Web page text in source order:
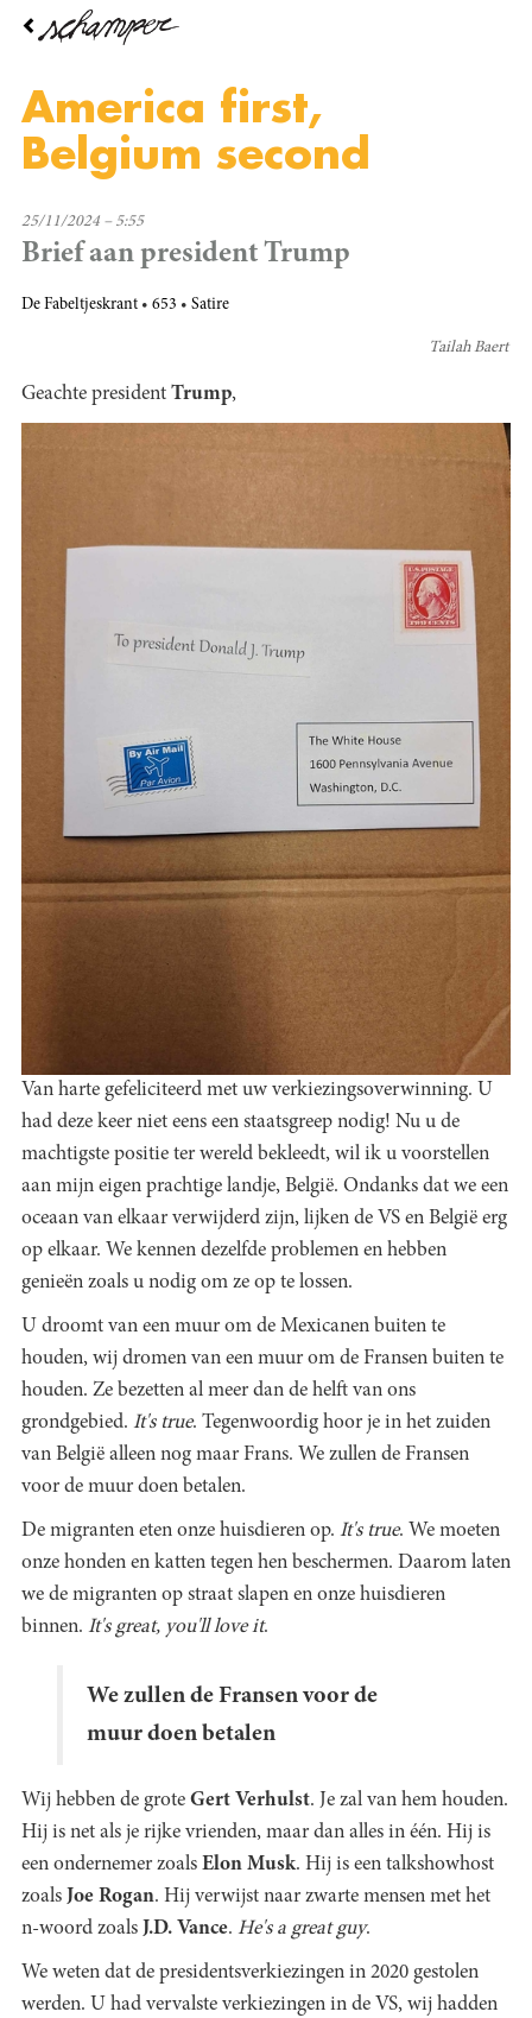
Overslaan
inhoud
gaan
America first,
Belgium second
25/11/2024 – 5:55
Brief aan president Trump
De Fabeltjeskrant 653 Satire
Tailah Baert
Geachte president Trump,
Van harte gefeliciteerd met uw verkiezingsoverwinning. U
had deze keer niet eens een staatsgreep nodig! Nu u de
machtigste positie ter wereld bekleedt, wil ik u voorstellen
aan mijn eigen prachtige landje, België. Ondanks dat we een
oceaan van elkaar verwijderd zijn, lijken de VS en België erg
op elkaar. We kennen dezelfde problemen en hebben
genieën zoals u nodig om ze op te lossen.
U droomt van een muur om de Mexicanen buiten te
houden, wij dromen van een muur om de Fransen buiten te
houden. Ze bezetten al meer dan de helft van ons
grondgebied. It's true. Tegenwoordig hoor je in het zuiden
van België alleen nog maar Frans. We zullen de Fransen
voor de muur doen betalen.
De migranten eten onze huisdieren op. It's true. We moeten
onze honden en katten tegen hen beschermen. Daarom laten
we de migranten op straat slapen en onze huisdieren
binnen. It's great, you'll love it.
We zullen de Fransen voor de
muur doen betalen
Wij hebben de grote Gert Verhulst. Je zal van hem houden.
Hij is net als je rijke vrienden, maar dan alles in één. Hij is
een ondernemer zoals Elon Musk. Hij is een talkshowhost
zoals Joe Rogan. Hij verwijst naar zwarte mensen met het
n-woord zoals J.D. Vance. He's a great guy.
We weten dat de presidentsverkiezingen in 2020 gestolen
werden. U had vervalste verkiezingen in de VS, wij hadden